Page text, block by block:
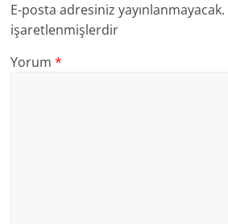
E-posta adresiniz yayınlanmayacak.
işaretlenmişlerdir
Yorum*